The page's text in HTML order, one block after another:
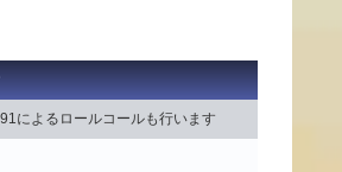
によるロールコールも行います